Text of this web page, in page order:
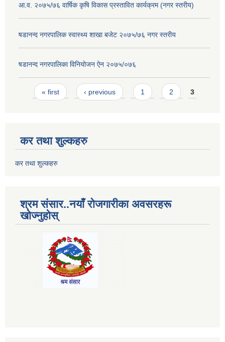
आ.व. २०७५/७६ वार्षिक कृषि विकास प्रस्तावित कार्यक्रम (नगर स्तरीय)
षडानन्द नगरपालिक स्वास्थ्य शाखा बजेट २०७५/७६ नगर स्तरीय
षडानन्द नगरपालिका विनियोजन ‌‌ऐन २०७५/०७६
Pages
« first ‹ previous 1 2 3
कर तथा शुल्कहरु
कर तथा शुल्कहरु
श्रम संसार..नयाँ रोजगारीका अवसरहरू
खोज्नुहोस्